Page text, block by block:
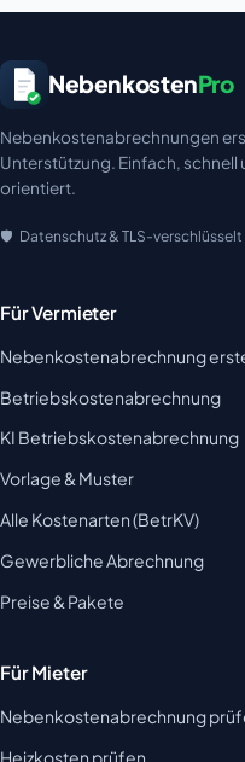
NebenkostenPro
Nebenkostenabrechnungen
Unterstützung. Einfach,
orientiert.
Datenschutz & TLS-verschlüsselt
Für Vermieter
Nebenkostenabrechnung
Betriebskostenabrechnung
KI Betriebskostenabrechnung
Vorlage & Muster
Alle Kostenarten (BetrKV)
Gewerbliche Abrechnung
Preise & Pakete
Für Mieter
Nebenkostenabrechnung
Heizkosten prüfen